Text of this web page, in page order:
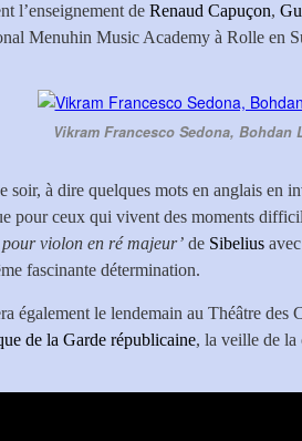
l’enseignement de Renaud Capuçon,
Menuhin Music Academy à Rolle en
Vikram Francesco Sedona, Bohdan
soir, à dire quelques mots en anglais en
pour ceux qui vivent des moments
pour violon en ré majeur’ de Sibelius
fascinante détermination.
également le lendemain au Théâtre des
de la Garde républicaine, la veille de la